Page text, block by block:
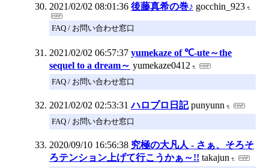
2021/02/02 08:01:36 後藤真希の巻♪ gocchin_923
FAQ / お問い合わせ窓口
2021/02/02 06:57:37 yumekaze of ℃-ute～the
sequel to a dream～ yumekaze0412
FAQ / お問い合わせ窓口
2021/02/02 02:53:31 ハロプロ日記 punyunn
FAQ / お問い合わせ窓口
2020/09/10 16:56:38 究極の大凡人 - さぁ、そろそ
ろテンション上げて行こうかぁ～!! takajun